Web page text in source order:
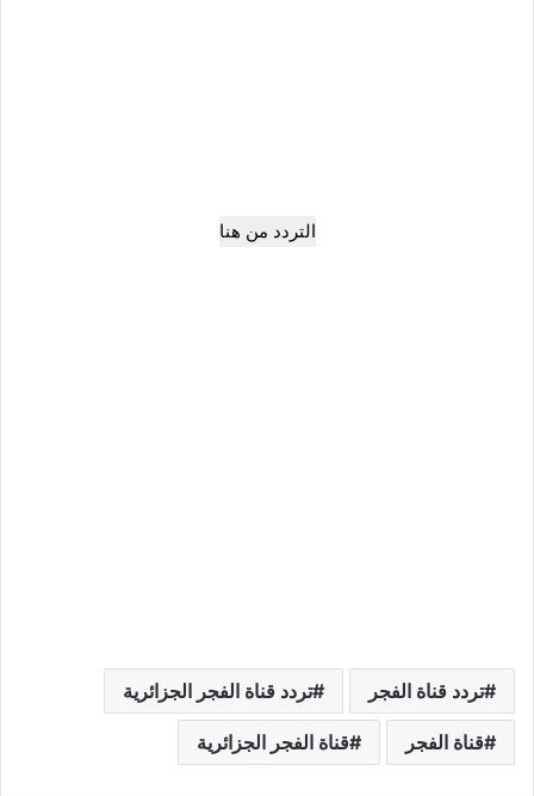
التردد من هنا
تردد قناة الفجر تردد قناة الفجر الجزائرية
قناة الفجر قناة الفجر الجزائرية